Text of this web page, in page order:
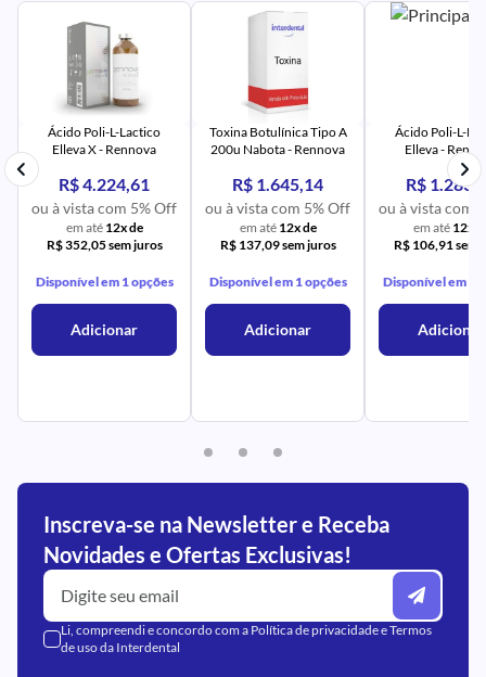
UR
Ácido Poli-L-Lactico
Elleva X - Rennova
R$ 4.224,61
ou à vista com 5% Off
em até 12x de
R$ 352,05 sem juros
Disponível em 1 opções
Adicionar
Toxina Botulínica Tipo A
200u Nabota - Rennova
R$ 1.645,14
ou à vista com 5% Off
em até 12x de
R$ 137,09 sem juros
Disponível em 1 opções
Adicionar
Ácido Poli-L-
Elleva -
R$
ou à vista com
em até 12x
R$ 106,91 sem
Disponível em 1
Adicionar
Inscreva-se na Newsletter e Receba
Novidades e Ofertas Exclusivas!
Li, compreendi e concordo com a Política de privacidadeeTermos
de usoda Interdental